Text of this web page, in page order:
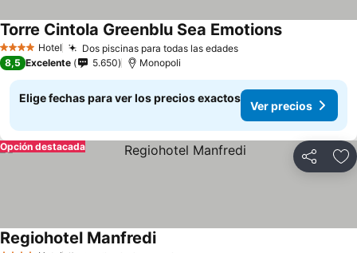
4 EstrellasHotel Dos piscinas para todas las edades
Torre Cintola Greenblu Sea Emotions
8,5 Excelente 5.650 Monopoli
Elige fechas para ver los precios exactos
Ver precios
Compartir
Opción destacada
Regiohotel Manfredi